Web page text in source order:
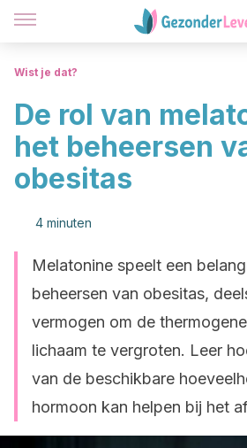
Wist je dat?
De rol van
het beheersen
obesitas
4 minuten
Melatonine speelt een
beheersen van obesitas,
vermogen om de
lichaam te vergroten. Leer
van de beschikbare
hormoon kan helpen bij het